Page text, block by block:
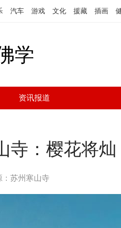
汽车 游戏 文化 援藏 插画
学
资讯报道
寺：樱花将
苏州寒山寺